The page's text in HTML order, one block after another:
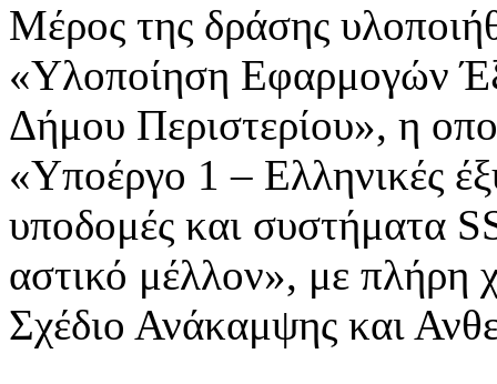
Μέρος της δράσης
«Υλοποίηση Εφαρμογών
Δήμου Περιστερίου», η
«Υποέργο 1 – Ελληνικές
υποδομές και συστήματα
αστικό μέλλον», με πλήρη
Σχέδιο Ανάκαμψης και